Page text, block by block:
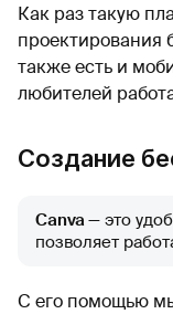
Как раз такую
проектирования
также есть и
любителей
Создание
Canva — это
позволяет
С его помощью